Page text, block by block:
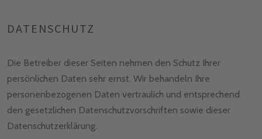
DATENSCHUTZ
Die Betreiber dieser Seiten nehmen den Schutz Ihrer
persönlichen Daten sehr ernst. Wir behandeln Ihre
personenbezogenen Daten vertraulich und entsprechend
den gesetzlichen Datenschutzvorschriften sowie dieser
Datenschutzerklärung.